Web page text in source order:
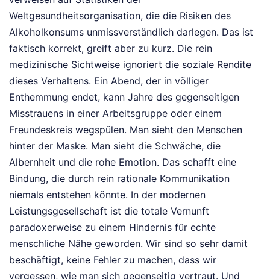
Weltgesundheitsorganisation, die die Risiken des
Alkoholkonsums unmissverständlich darlegen. Das ist
faktisch korrekt, greift aber zu kurz. Die rein
medizinische Sichtweise ignoriert die soziale Rendite
dieses Verhaltens. Ein Abend, der in völliger
Enthemmung endet, kann Jahre des gegenseitigen
Misstrauens in einer Arbeitsgruppe oder einem
Freundeskreis wegspülen. Man sieht den Menschen
hinter der Maske. Man sieht die Schwäche, die
Albernheit und die rohe Emotion. Das schafft eine
Bindung, die durch rein rationale Kommunikation
niemals entstehen könnte. In der modernen
Leistungsgesellschaft ist die totale Vernunft
paradoxerweise zu einem Hindernis für echte
menschliche Nähe geworden. Wir sind so sehr damit
beschäftigt, keine Fehler zu machen, dass wir
vergessen, wie man sich gegenseitig vertraut. Und